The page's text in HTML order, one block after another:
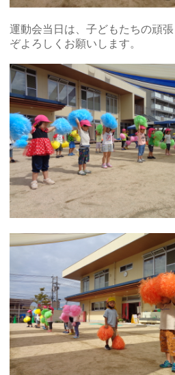
運動会当日は、子どもたちの頑
ぞよろしくお願いします。